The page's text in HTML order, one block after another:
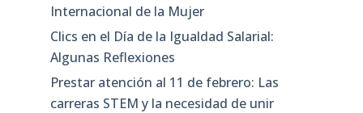
Internacional de la Mujer
Clics en el Día de la Igualdad Salarial:
Algunas Reflexiones
Prestar atención al 11 de febrero: Las
carreras STEM y la necesidad de unir